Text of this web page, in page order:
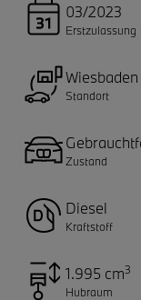
03/2023
Erstzulassung
Wiesbaden
Standort
Zustand
Diesel
Kraftstoff
1.995 cm3
Hubraum